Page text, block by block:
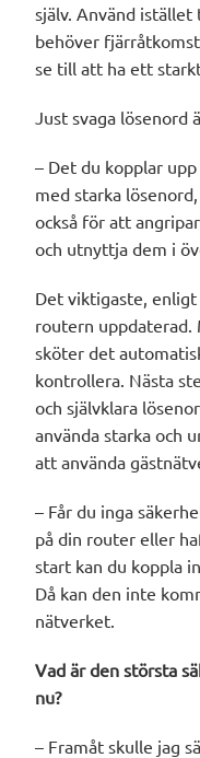
själv. Använd
behöver
se till att ha ett
Just svaga lösenord
– Det du kopplar
med starka
också för att
och utnyttja dem i
Det viktigaste,
routern
sköter det
kontrollera. Nästa
och självklara
använda starka och
att använda
– Får du inga
på din router eller
start kan du koppla
Då kan den inte
nätverket.
Vad är den största
nu?
– Framåt skulle jag